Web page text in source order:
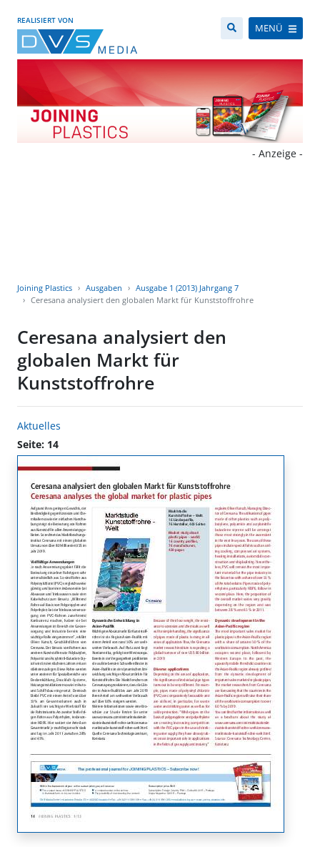
REALISIERT VON
MENÜ
- Anzeige -
Joining Plastics Ausgaben
Ausgabe 1 (2013) Jahrgang 7
Ceresana analysiert den globalen Markt für Kunststoffrohre
Ceresana analysiert den
globalen Markt für
Kunststoffrohre
Aktuelles
Seite: 14